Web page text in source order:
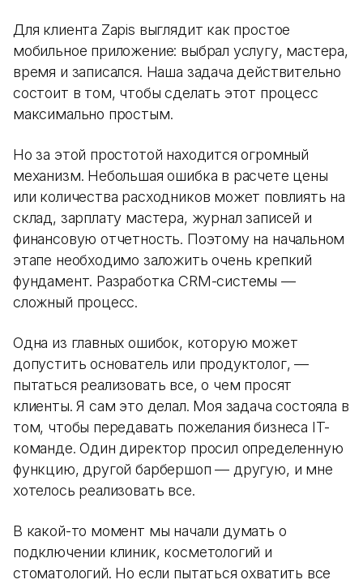
Для клиента Zapis выглядит как простое
мобильное приложение: выбрал услугу, мастера,
время и записался. Наша задача действительно
состоит в том, чтобы сделать этот процесс
максимально простым.
Но за этой простотой находится огромный
механизм. Небольшая ошибка в расчете цены
или количества расходников может повлиять на
склад, зарплату мастера, журнал записей и
финансовую отчетность. Поэтому на начальном
этапе необходимо заложить очень крепкий
фундамент. Разработка CRM-системы —
сложный процесс.
Одна из главных ошибок, которую может
допустить основатель или продуктолог, —
пытаться реализовать все, о чем просят
клиенты. Я сам это делал. Моя задача состояла в
том, чтобы передавать пожелания бизнеса IT-
команде. Один директор просил определенную
функцию, другой барбершоп — другую, и мне
хотелось реализовать все.
В какой-то момент мы начали думать о
подключении клиник, косметологий и
стоматологий. Но если пытаться охватить все